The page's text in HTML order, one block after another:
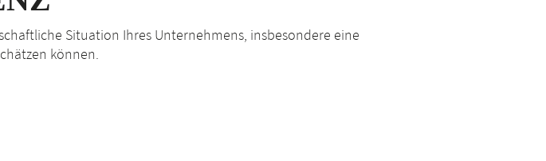
Situation Ihres Unternehmens, insbesondere eine
können.